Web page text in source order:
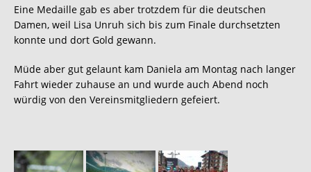
Eine Medaille gab es aber trotzdem für die deutschen
Damen, weil Lisa Unruh sich bis zum Finale durchsetzten
konnte und dort Gold gewann.
Müde aber gut gelaunt kam Daniela am Montag nach langer
Fahrt wieder zuhause an und wurde auch Abend noch
würdig von den Vereinsmitgliedern gefeiert.